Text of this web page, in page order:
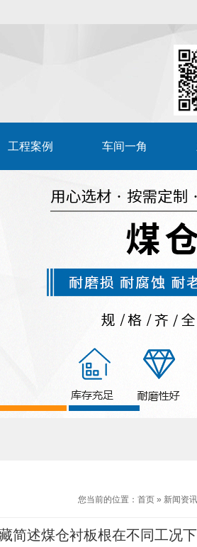
工程案例 车间一角
您当前的位置： 首页 » 新闻资讯
简述煤仓衬板根在不同工况